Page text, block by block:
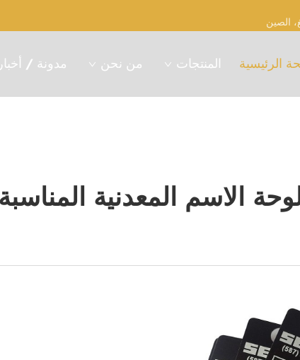
الرئيسية المنتجات من نحن مدونة / أخبار
الاسم المعدنية